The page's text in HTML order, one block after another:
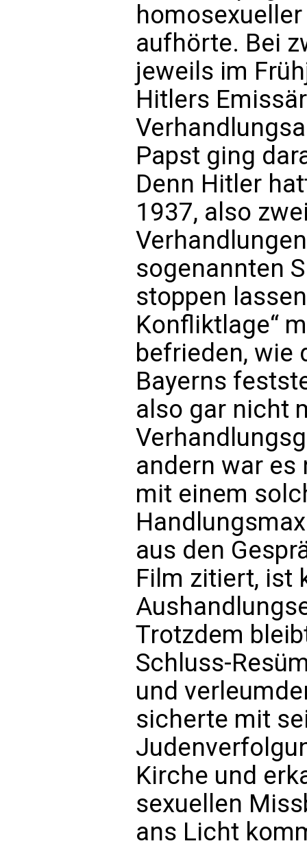
aufhörte. Bei
jeweils im
Hitlers
Papst ging
Denn Hitler
1937, also
sogenannten
stoppen
Konfliktlage“
befrieden, wie
Bayerns
also gar nicht
andern war es
mit einem
aus den
Film zitiert, ist
Trotzdem
Schluss-
und
sicherte mit
Kirche und
sexuellen
ans Licht